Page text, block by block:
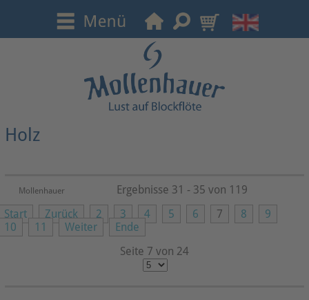
Holz
Mollenhauer
Start Zurück 2 3 4 5 6 7 8
9
10
11 Weiter
Ende
Seite 7 von 24
Ergebnisse 31 - 35 von 119